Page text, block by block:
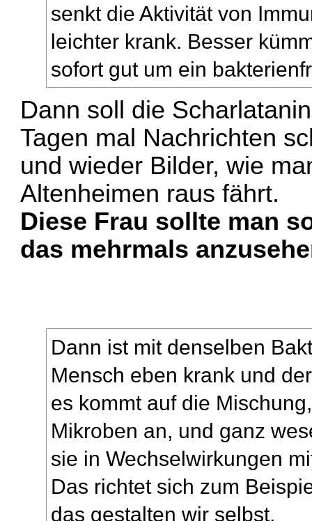
senkt die Aktivität von
leichter krank. Besser
sofort gut um ein
Dann soll die
Tagen mal Nachrichten
und wieder Bilder, wie
Altenheimen raus fährt.
Diese Frau sollte man
das mehrmals
Dann ist mit denselben
Mensch eben krank und
es kommt auf die
Mikroben an, und ganz
sie in Wechselwirkungen
Das richtet sich zum
das gestalten wir selbst.